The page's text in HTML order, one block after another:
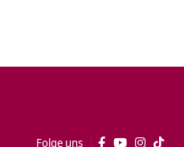
Folge uns